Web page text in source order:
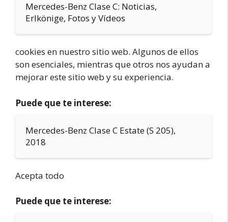
Mercedes-Benz Clase C: Noticias,
Erlkönige, Fotos y Vídeos
cookies en nuestro sitio web. Algunos de ellos
son esenciales, mientras que otros nos ayudan a
mejorar este sitio web y su experiencia.
Puede que te interese:
Mercedes-Benz Clase C Estate (S 205),
2018
Acepta todo
Puede que te interese: